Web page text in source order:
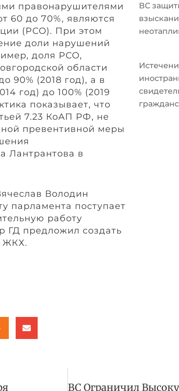
правонарушителями
60 до 70%, являются
(РСО). При этом
доли нарушений
доля РСО,
области
90% (2018 год), а в
год) до 100% (2019
показывает, что
7.23 КоАП РФ, не
превентивной меры
Лантрантова в
Володин
парламента поступает
работу
ГД предложил создать
ЖКХ.
ВС